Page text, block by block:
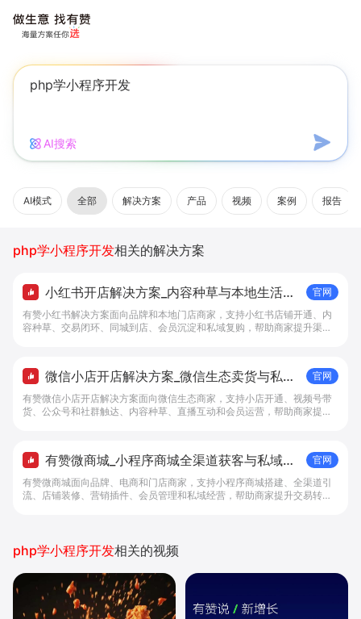
AI搜索
AI模式 全部 解决方案 产品 视频 案例 报告
php学小程序开发相关的解决方案
小红书开店解决方案_内容种草与本地生活转
化工具 - 做生意, 找有赞
官网
有赞小红书解决方案面向品牌和本地门店商家，支持小红书店铺开通、内
容种草、交易闭环、同城到店、会员沉淀和私域复购，帮助商家提升渠道
微信小店开店解决方案_微信生态卖货与私域
经营 - 做生意, 找有赞
官网
有赞微信小店开店解决方案面向微信生态商家，支持小店开通、视频号带
货、公众号和社群触达、内容种草、直播互动和会员运营，帮助商家提升
有赞微商城_小程序商城全渠道获客与私域复
购工具 - 做生意, 找有赞
官网
有赞微商城面向品牌、电商和门店商家，支持小程序商城搭建、全渠道引
流、店铺装修、营销插件、会员管理和私域经营，帮助商家提升交易转化
php学小程序开发相关的视频